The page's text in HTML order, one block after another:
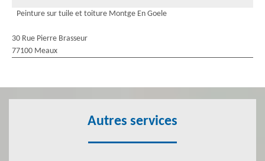
Peinture sur tuile et toiture Montge En Goele
30 Rue Pierre Brasseur
77100 Meaux
Autres services